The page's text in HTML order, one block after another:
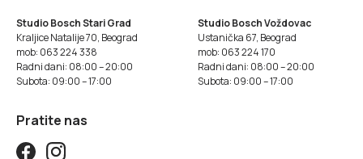
Studio Bosch Stari Grad
Kraljice Natalije 70, Beograd
mob: 063 224 338
Radni dani: 08:00 – 20:00
Subota: 09:00 – 17:00
Studio Bosch Voždovac
Ustanička 67, Beograd
mob: 063 224 170
Radni dani: 08:00 – 20:00
Subota: 09:00 – 17:00
Pratite nas